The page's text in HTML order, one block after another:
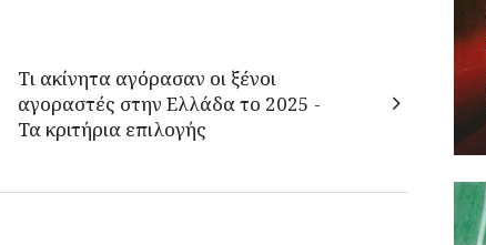
Τι ακίνητα αγόρασαν οι ξένοι
αγοραστές στην Ελλάδα το 2025 -
Τα κριτήρια επιλογής